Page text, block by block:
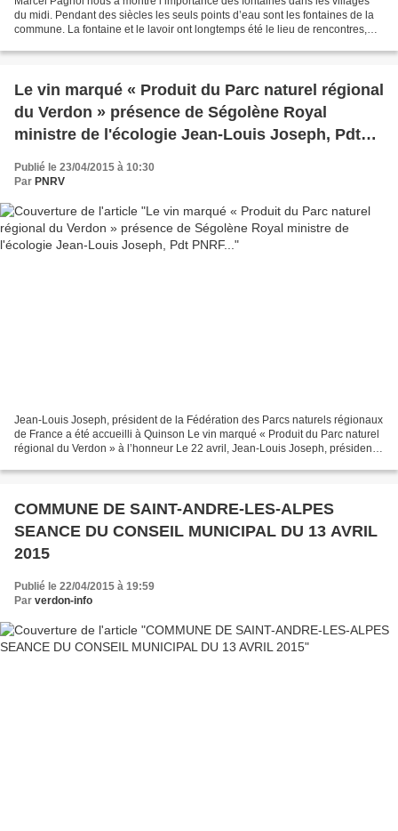
du midi. Pendant des siècles les seuls points d’eau sont les fontaines de la
commune. La fontaine et le lavoir ont longtemps été le lieu de rencontres,
Le vin marqué « Produit du Parc naturel régional
du Verdon » présence de Ségolène Royal
ministre de l'écologie Jean-Louis Joseph, Pdt
PNRF...
Publié le 23/04/2015 à 10:30
Par PNRV
Jean-Louis Joseph, président de la Fédération des Parcs naturels régionaux
de France a été accueilli à Quinson Le vin marqué « Produit du Parc naturel
régional du Verdon » à l’honneur Le 22 avril, Jean-Louis Joseph, président
COMMUNE DE SAINT-ANDRE-LES-ALPES
SEANCE DU CONSEIL MUNICIPAL DU 13 AVRIL
2015
Publié le 22/04/2015 à 19:59
Par verdon-info